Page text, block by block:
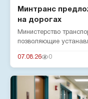
Минтранс
на дорогах
Министерство
позволяющие
07.08.26 0